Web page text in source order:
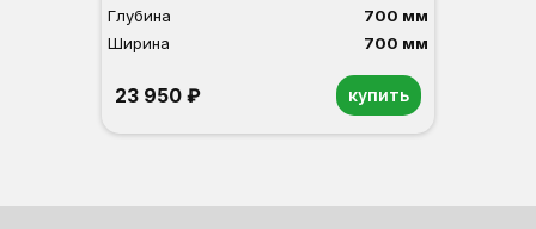
Глубина
700 мм
Ширина
700 мм
23 950 ₽ купить